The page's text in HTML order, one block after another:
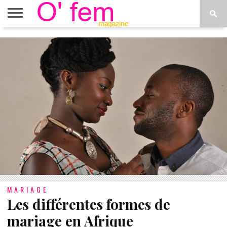
ACCUEIL
ÉTOILES
DÉCONSTRUIRE
MENUS
MARIAGE
Les différentes formes de
mariage en Afrique